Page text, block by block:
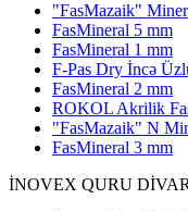
"FasMazaik"
FasMineral 5 mm
FasMineral 1 mm
F-Pas Dry İncə
FasMineral 2 mm
ROKOL Akrilik
"FasMazaik" N
FasMineral 3 mm
İNOVEX QURU